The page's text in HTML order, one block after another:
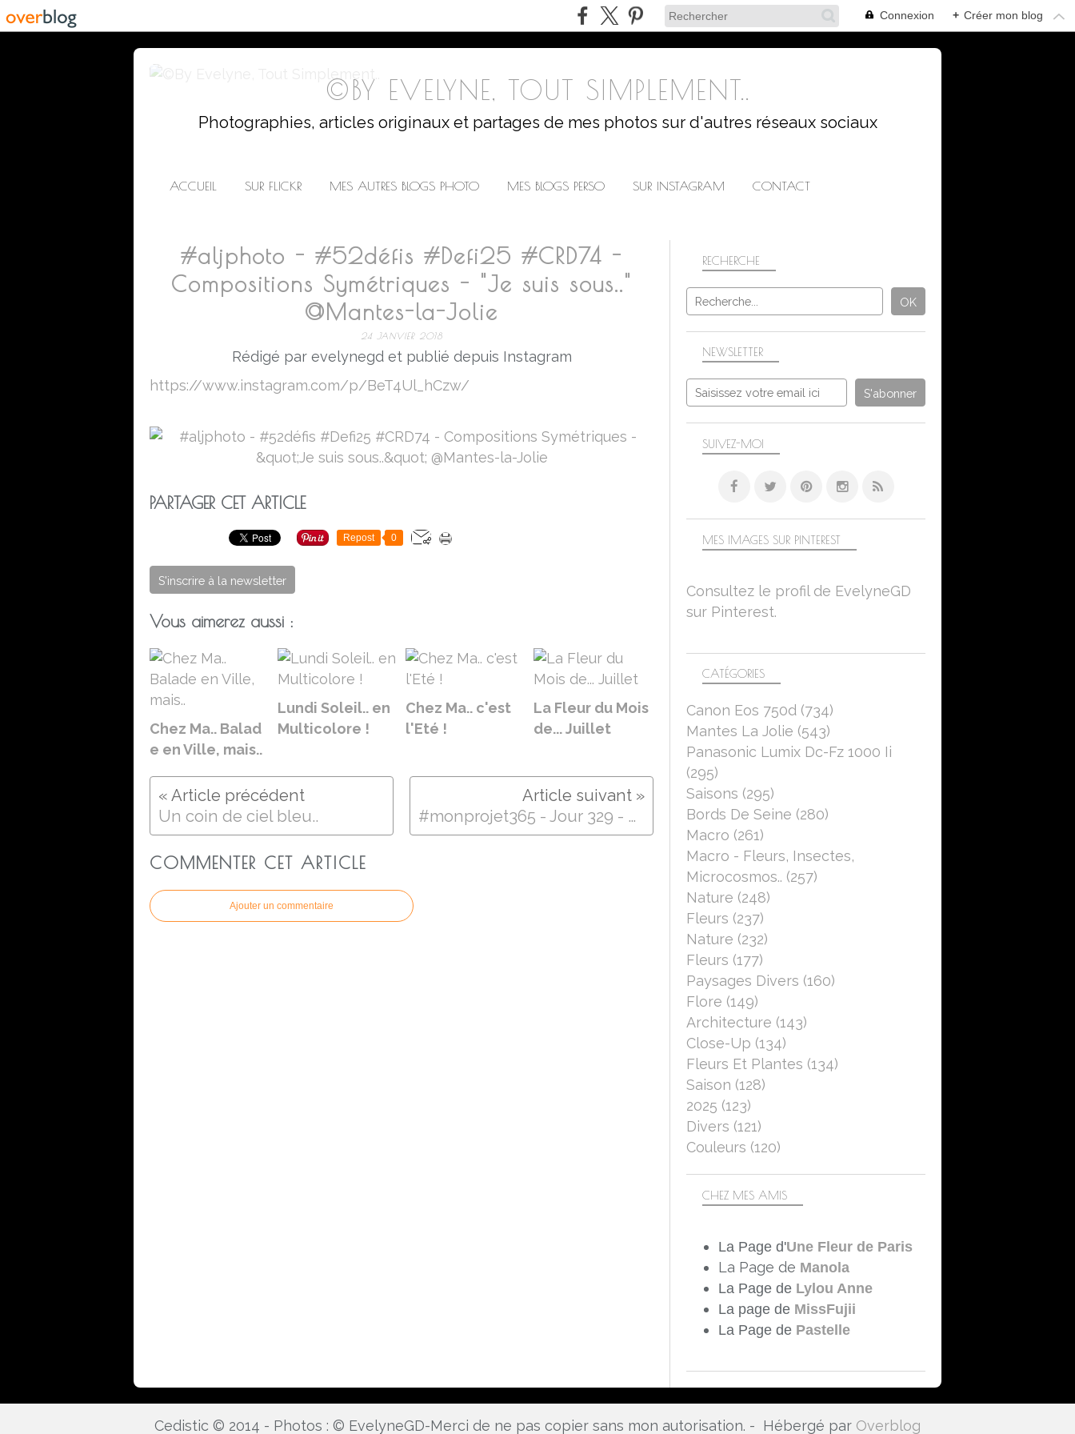
Connexion + Créer mon blog
©BY EVELYNE, TOUT SIMPLEMENT..
Photographies, articles originaux et partages de mes photos sur d'autres réseaux sociaux
ACCUEIL SUR FLICKR MES AUTRES BLOGS PHOTO MES BLOGS PERSO SUR INSTAGRAM CONTACT
#aljphoto - #52défis #Defi25 #CRD74 -
Compositions Symétriques - "Je suis sous.."
@Mantes-la-Jolie
24 JANVIER 2018
Rédigé par evelynegd et publié depuis Instagram
https://www.instagram.com/p/BeT4Ul_hCzw/
PARTAGER CET ARTICLE
Repost 0
S'inscrire à la newsletter
Vous aimerez aussi :
Chez Ma.. Balad
e en Ville, mais..
Lundi Soleil.. en
Multicolore !
Chez Ma.. c'est
l'Eté !
La Fleur du Mois
de... Juillet
Un coin de ciel bleu.. #monprojet365 - Jour 329 - Hors Sujet.. - "Que d'Eau, que d'Eau.." - @Mantes-la-Jolie
COMMENTER CET ARTICLE
Ajouter un commentaire
NEWSLETTER
SUIVEZ-MOI
RECHERCHE
CATÉGORIES
Canon Eos 750d (734)
Mantes La Jolie (543)
Panasonic Lumix Dc-Fz 1000 Ii
(295)
Saisons (295)
Bords De Seine (280)
Macro (261)
Macro - Fleurs, Insectes,
Microcosmos.. (257)
Nature (248)
Fleurs (237)
Nature (232)
Fleurs (177)
Paysages Divers (160)
Flore (149)
Architecture (143)
Close-Up (134)
Fleurs Et Plantes (134)
Saison (128)
2025 (123)
Divers (121)
Couleurs (120)
MES IMAGES SUR PINTEREST
Consultez le profil de EvelyneGD
sur Pinterest.
CHEZ MES AMIS
La Page d'Une Fleur de Paris
La Page de Manola
La Page de Lylou Anne
La page de MissFujii
La Page de Pastelle
Cedistic © 2014 - Photos : © EvelyneGD-Merci de ne pas copier sans mon autorisation. - Hébergé par Overblog